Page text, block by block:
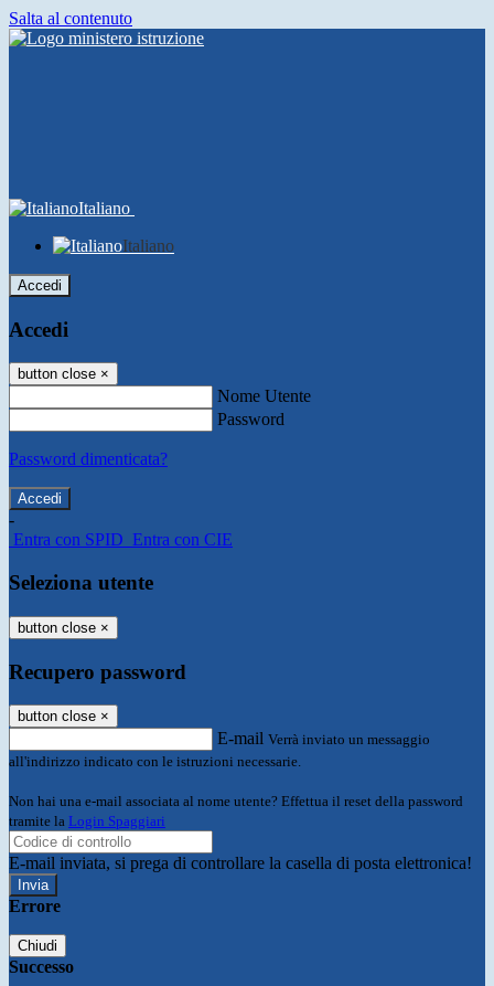
Salta al contenuto
Italiano
Italiano
Accedi
Accedi
button close ×
Nome Utente
Password
Password dimenticata?
-
Entra con SPID Entra con CIE
Seleziona utente
button close ×
Recupero password
button close ×
E-mail Verrà inviato un messaggio
all'indirizzo indicato con le istruzioni necessarie.
Non hai una e-mail associata al nome utente? Effettua il reset della password
tramite la Login Spaggiari
E-mail inviata, si prega di controllare la casella di posta elettronica!
Errore
Chiudi
Successo